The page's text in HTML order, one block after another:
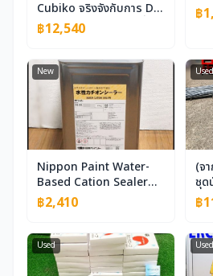
Cubiko จริงจังกับการ DIY
ด้วยชุดเราเตอร์ CNC ที่มี
ความแม่นยำ ±0.1 มม.
กระทั่งสำหรับผู้เริ่มต้น
฿12,540
฿
New
Nippon Paint Water-
Based Cation Sealer
White 15kg ผลิตในเดือน
พฤษภาคม 2026 Water-
Composite Primer
NIPPON PAINT
฿2,410
Used
(จ
ชุด
มา
ชนิ
กร
฿
Used Used